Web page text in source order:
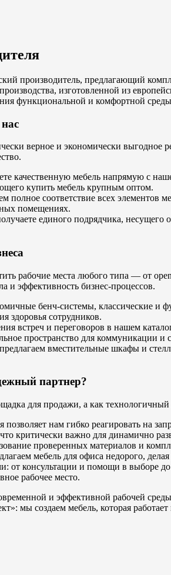
производитель, предлагающий
изготовленной из
функциональной и комфортной
верное и экономически
качественную мебель напрямую с
купить мебель крупным оптом.
полное соответствие всех
помещениях.
единого подрядчика,
рабочие места любого типа — от
и эффективность бизнес-процессов.
бенч-системы, классические
здоровья сотрудников.
встреч и переговоров в нашем
пространство для коммуникации и
вместительные шкафы и
партнер?
для продажи, а как технологичный
нам гибко реагировать на
что критически важно для динамично
проверенных материалов и
мебель для офиса недорого,
от консультации и помощи в выборе
рабочее место.
и эффективной рабочей
мы создаем мебель, которая работает